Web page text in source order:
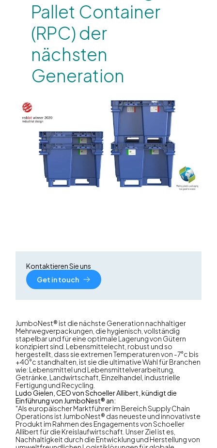
Pallet Container
(RPC) der
nächsten
Generation
Kontaktieren Sie uns
Get in touch
JumboNest® ist die nächste Generation nachhaltiger
Mehrwegverpackungen, die hygienisch, vollständig
stapelbar und für eine optimale Lagerung von Gütern
konzipiert sind. Lebensmittelecht, robust und so
hergestellt, dass sie extremen Temperaturen von -7°c bis
+40°c standhalten, ist sie die ultimative Wahl für Branchen
wie: Lebensmittel und Lebensmittelverarbeitung,
Getränke, Landwirtschaft, Einzelhandel, industrielle
Fertigung und Recycling.
Ludo Gielen, CEO von Schoeller Allibert, kündigt die
Einführung von JumboNest® an:
"Als europäischer Marktführer im Bereich Supply Chain
Operations ist JumboNest® das neueste und innovativste
Produkt im Rahmen des Engagements von Schoeller
Allibert für die Kreislaufwirtschaft. Unser Ziel ist es,
Nachhaltigkeit durch die Entwicklung und Herstellung von